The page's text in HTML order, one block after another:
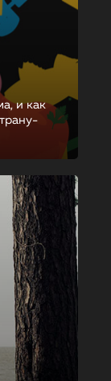
и как